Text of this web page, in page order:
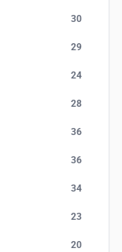
30
29
24
28
36
36
34
23
20